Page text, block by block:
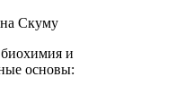
Скуму
и
основы: